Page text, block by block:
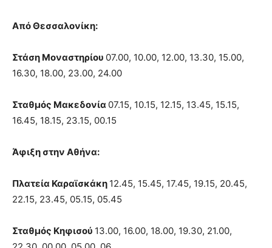
Από Θεσσαλονίκη:
Στάση Μοναστηρίου 07.00, 10.00, 12.00, 13.30, 15.00,
16.30, 18.00, 23.00, 24.00
Σταθμός Μακεδονία 07.15, 10.15, 12.15, 13.45, 15.15,
16.45, 18.15, 23.15, 00.15
Άφιξη στην Αθήνα:
Πλατεία Καραϊσκάκη 12.45, 15.45, 17.45, 19.15, 20.45,
22.15, 23.45, 05.15, 05.45
Σταθμός Κηφισού 13.00, 16.00, 18.00, 19.30, 21.00,